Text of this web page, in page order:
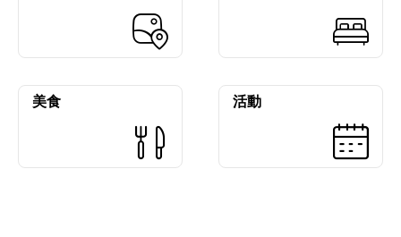
美食 活動